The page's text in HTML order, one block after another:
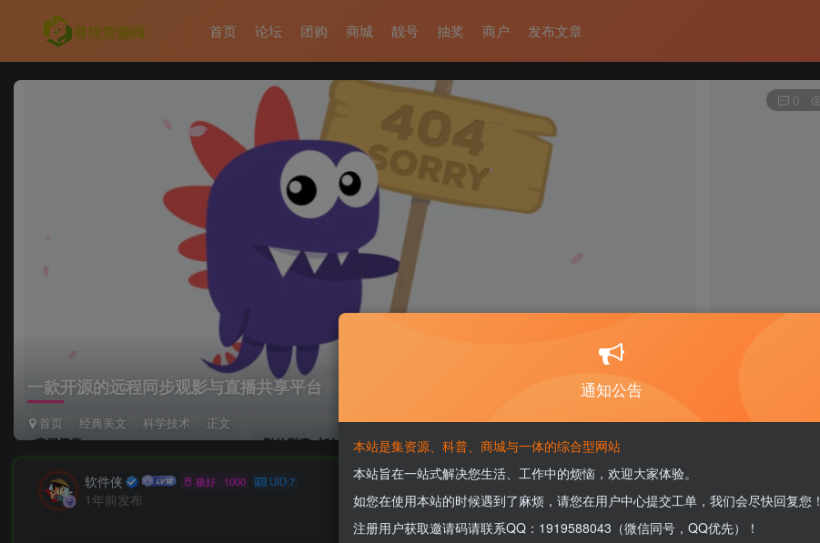
首页 论坛 团购 商城 靓号 抽奖 商户 发布文章
一款开源的远程同步观影与直播共享平台
首页 经典美文 科学技术 正文
0
软件侠 极好 · 1000 UID:7
1年前发布
通知公告
本站是集资源、科普、商城与一体的综合型网站
本站旨在一站式解决您生活、工作中的烦恼，欢迎大家体验。
如您在使用本站的时候遇到了麻烦，请您在用户中心提交工单，我们会尽快回复您！
注册用户获取邀请码请联系QQ：1919588043（微信同号，QQ优先）！